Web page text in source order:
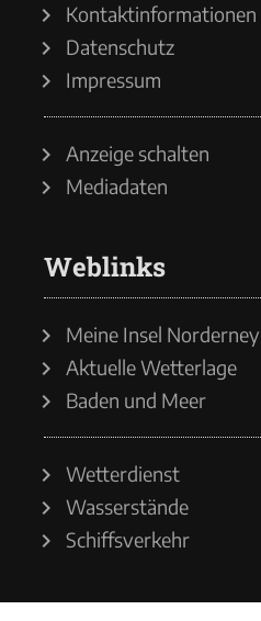
Kontaktinformationen
Datenschutz
Impressum
Anzeige schalten
Mediadaten
Weblinks
Meine Insel Norderney
Aktuelle Wetterlage
Baden und Meer
Wetterdienst
Wasserstände
Schiffsverkehr